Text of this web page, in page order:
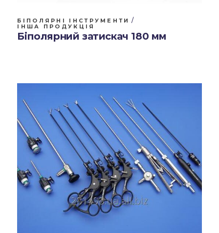
БІПОЛЯРНІ ІНСТРУМЕНТИ
ІНША ПРОДУКЦІЯ
Біполярний затискач 180 мм